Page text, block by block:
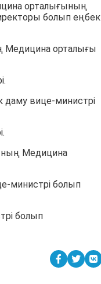
орталығының
болып еңбек
Медицина орталығы
даму вице-министрі
Медицина
министрі болып
болып